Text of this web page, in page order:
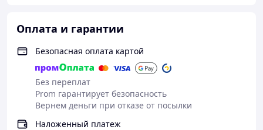
Оплата и гарантии
Безопасная оплата картой
Без переплат
Prom гарантирует безопасность
Вернем деньги при отказе от посылки
Наложенный платеж